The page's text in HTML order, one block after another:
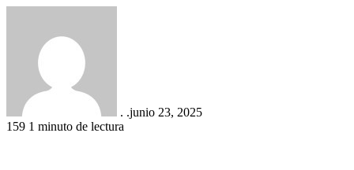
. .junio 23, 2025
159 1 minuto de lectura